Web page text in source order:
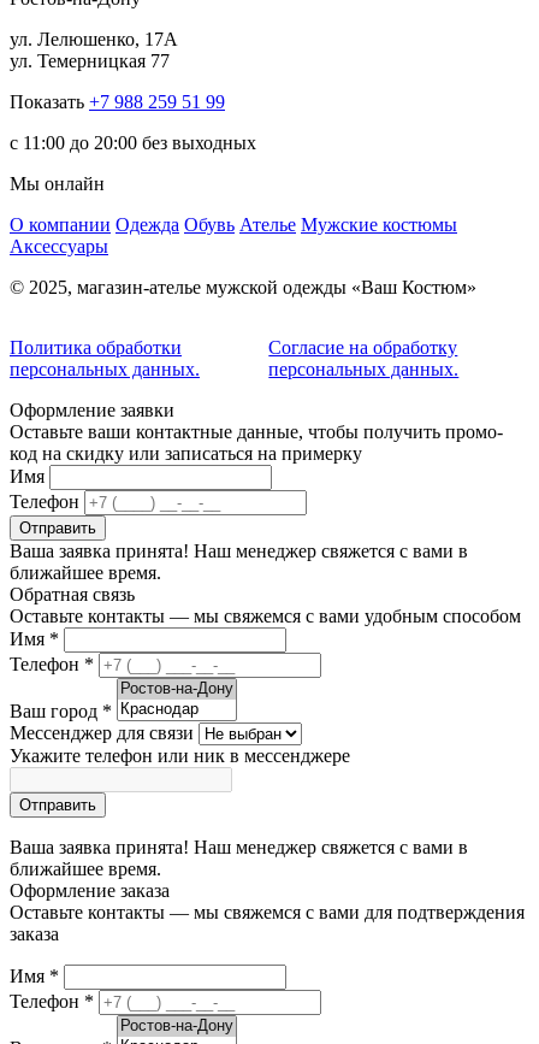
ул. Лелюшенко, 17А
ул. Темерницкая 77
Показать +7 988 259 51 99
c 11:00 до 20:00 без выходных
Мы онлайн
О компании Одежда Обувь Ателье Мужские костюмы
Аксессуары
© 2025, магазин-ателье мужской одежды «Ваш Костюм»
Политика обработки
персональных данных.
Согласие на обработку
персональных данных.
Оформление заявки
Оставьте ваши контактные данные, чтобы получить промо-
код на скидку или записаться на примерку
Имя
Телефон
Отправить
Ваша заявка принята! Наш менеджер свяжется с вами в
ближайшее время.
Обратная связь
Оставьте контакты — мы свяжемся с вами удобным способом
Имя *
Телефон *
Ваш город *
Мессенджер для связи
Укажите телефон или ник в мессенджере
Отправить
Ваша заявка принята! Наш менеджер свяжется с вами в
ближайшее время.
Оформление заказа
Оставьте контакты — мы свяжемся с вами для подтверждения
заказа
Имя *
Телефон *